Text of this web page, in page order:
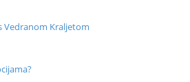
Vedranom Kraljetom